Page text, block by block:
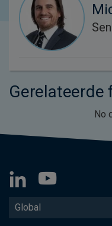
Gerelateerde
No
Global